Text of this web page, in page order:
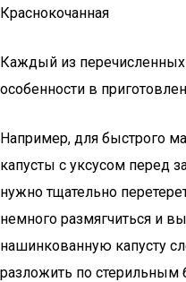
Краснокочанная
Каждый из
особенности в
Например, для быстрого
капусты с уксусом перед
нужно тщательно
немного размягчиться и
нашинкованную капусту
разложить по стерильным